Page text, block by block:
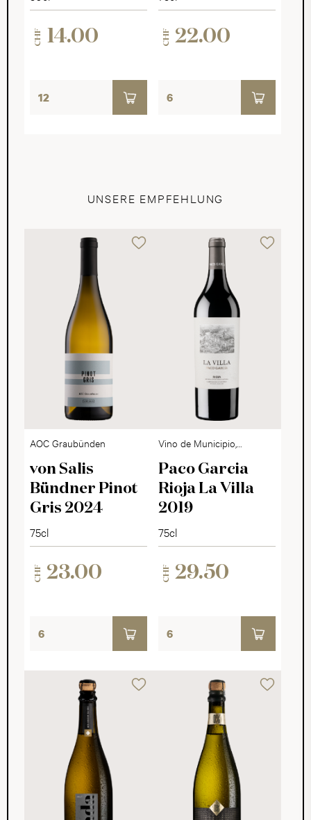
CHF 14.00 CHF 22.00
UNSERE EMPFEHLUNG
AOC Graubünden
von Salis
Bündner Pinot
Gris 2024
75cl
CHF 23.00
Vino de Municipio,
Rioja DOCa
Paco Garcia
Rioja La Villa
2019
75cl
CHF 29.50